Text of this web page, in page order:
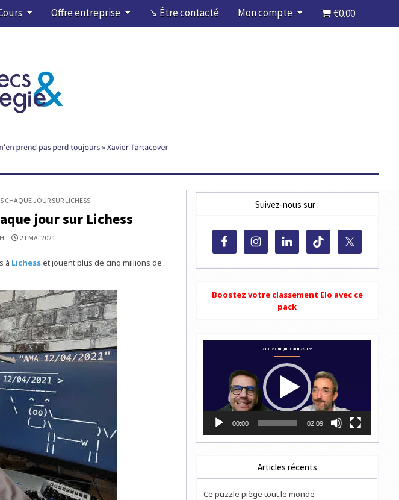
Offre entreprise ↘ Être contacté Mon compte €0.00
CHAQUE JOUR SUR LICHESS
jour sur Lichess
21 MAI 2021
à Lichesset jouent plus de cinq millions de
Suivez-nous sur :
Boostez votre classement Elo avec ce
pack
00:00 02:09
Articles récents
Ce puzzle piège tout le monde